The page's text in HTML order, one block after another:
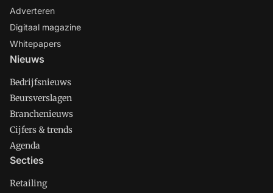
Adverteren
Digitaal magazine
Whitepapers
Nieuws
Bedrijfsnieuws
Beursverslagen
Branchenieuws
Cijfers & trends
Agenda
Secties
Retailing